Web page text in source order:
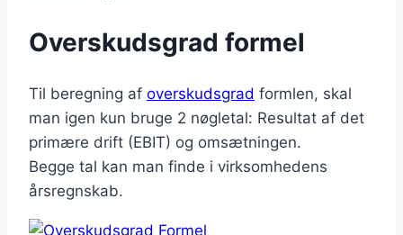
Overskudsgrad formel
Til beregning af overskudsgrad formlen, skal
man igen kun bruge 2 nøgletal: Resultat af det
primære drift (EBIT) og omsætningen.
Begge tal kan man finde i virksomhedens
årsregnskab.